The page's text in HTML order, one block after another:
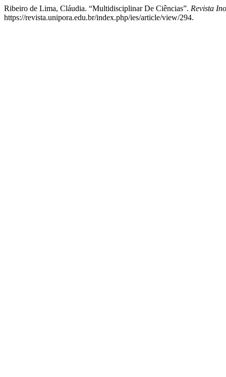
Ribeiro de Lima, Cláudia. “Multidisciplinar De Ciências”. Revista
https://revista.unipora.edu.br/index.php/ies/article/view/294.